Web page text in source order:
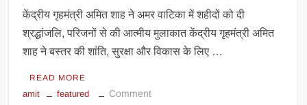
केंद्रीय गृहमंत्री अमित शाह ने अमर वाटिका में शहीदों को दी
श्रद्धांजलि, परिजनों से की आत्मीय मुलाकात केंद्रीय गृहमंत्री अमित
शाह ने बस्तर की शांति, सुरक्षा और विकास के लिए …
READ MORE
amit featured Commenton